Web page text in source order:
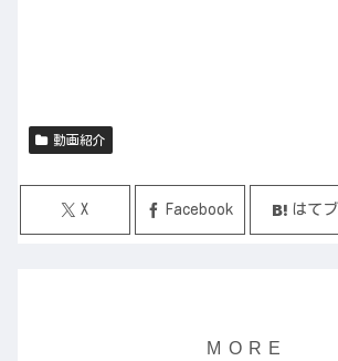
動画紹介
X Facebook はてブ